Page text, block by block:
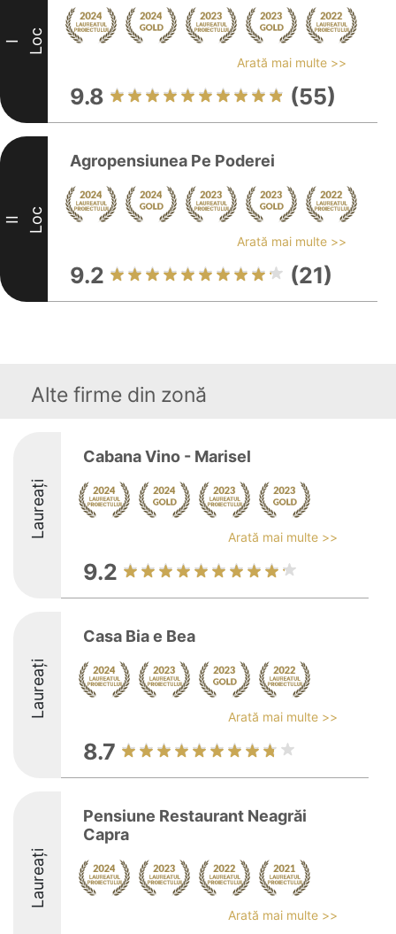
I Loc
Arată mai multe >>
9.8 (55)
II Loc
Agropensiunea Pe Poderei
Arată mai multe >>
9.2 (21)
Alte firme din zonă
Laureați
Cabana Vino - Marisel
Arată mai multe >>
9.2
Laureați
Casa Bia e Bea
Arată mai multe >>
8.7
Laureați
Pensiune Restaurant Neagrăi
Capra
Arată mai multe >>